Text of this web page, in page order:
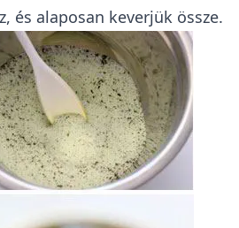
és alaposan keverjük össze.